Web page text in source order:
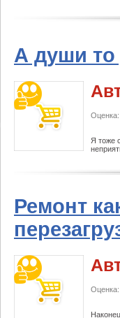
А души то
Оценка:
Я тоже
Ремонт
Оценка: